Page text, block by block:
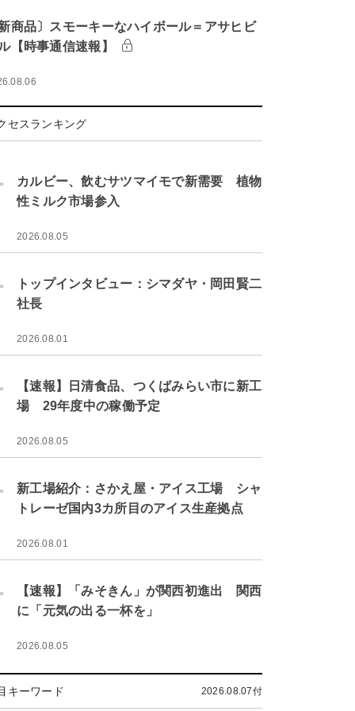
新商品〕スモーキーなハイボール＝アサヒビ
【時事通信速報】
セスランキング
カルビー、飲むサツマイモで新需要 植物
性ミルク市場参入
2026.08.05
トップインタビュー：シマダヤ・岡田賢二
社長
2026.08.01
【速報】日清食品、つくばみらい市に新工
場 29年度中の稼働予定
2026.08.05
新工場紹介：さかえ屋・アイス工場 シャ
トレーゼ国内3カ所目のアイス生産拠点
2026.08.01
【速報】「みそきん」が関西初進出 関西
に「元気の出る一杯を」
2026.08.05
キーワード 2026.08.07付